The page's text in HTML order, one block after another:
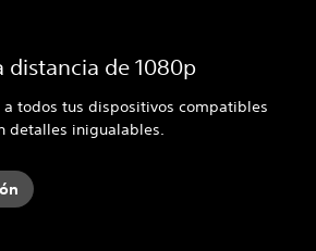
distancia de 1080p
todos tus dispositivos compatibles
detalles inigualables.